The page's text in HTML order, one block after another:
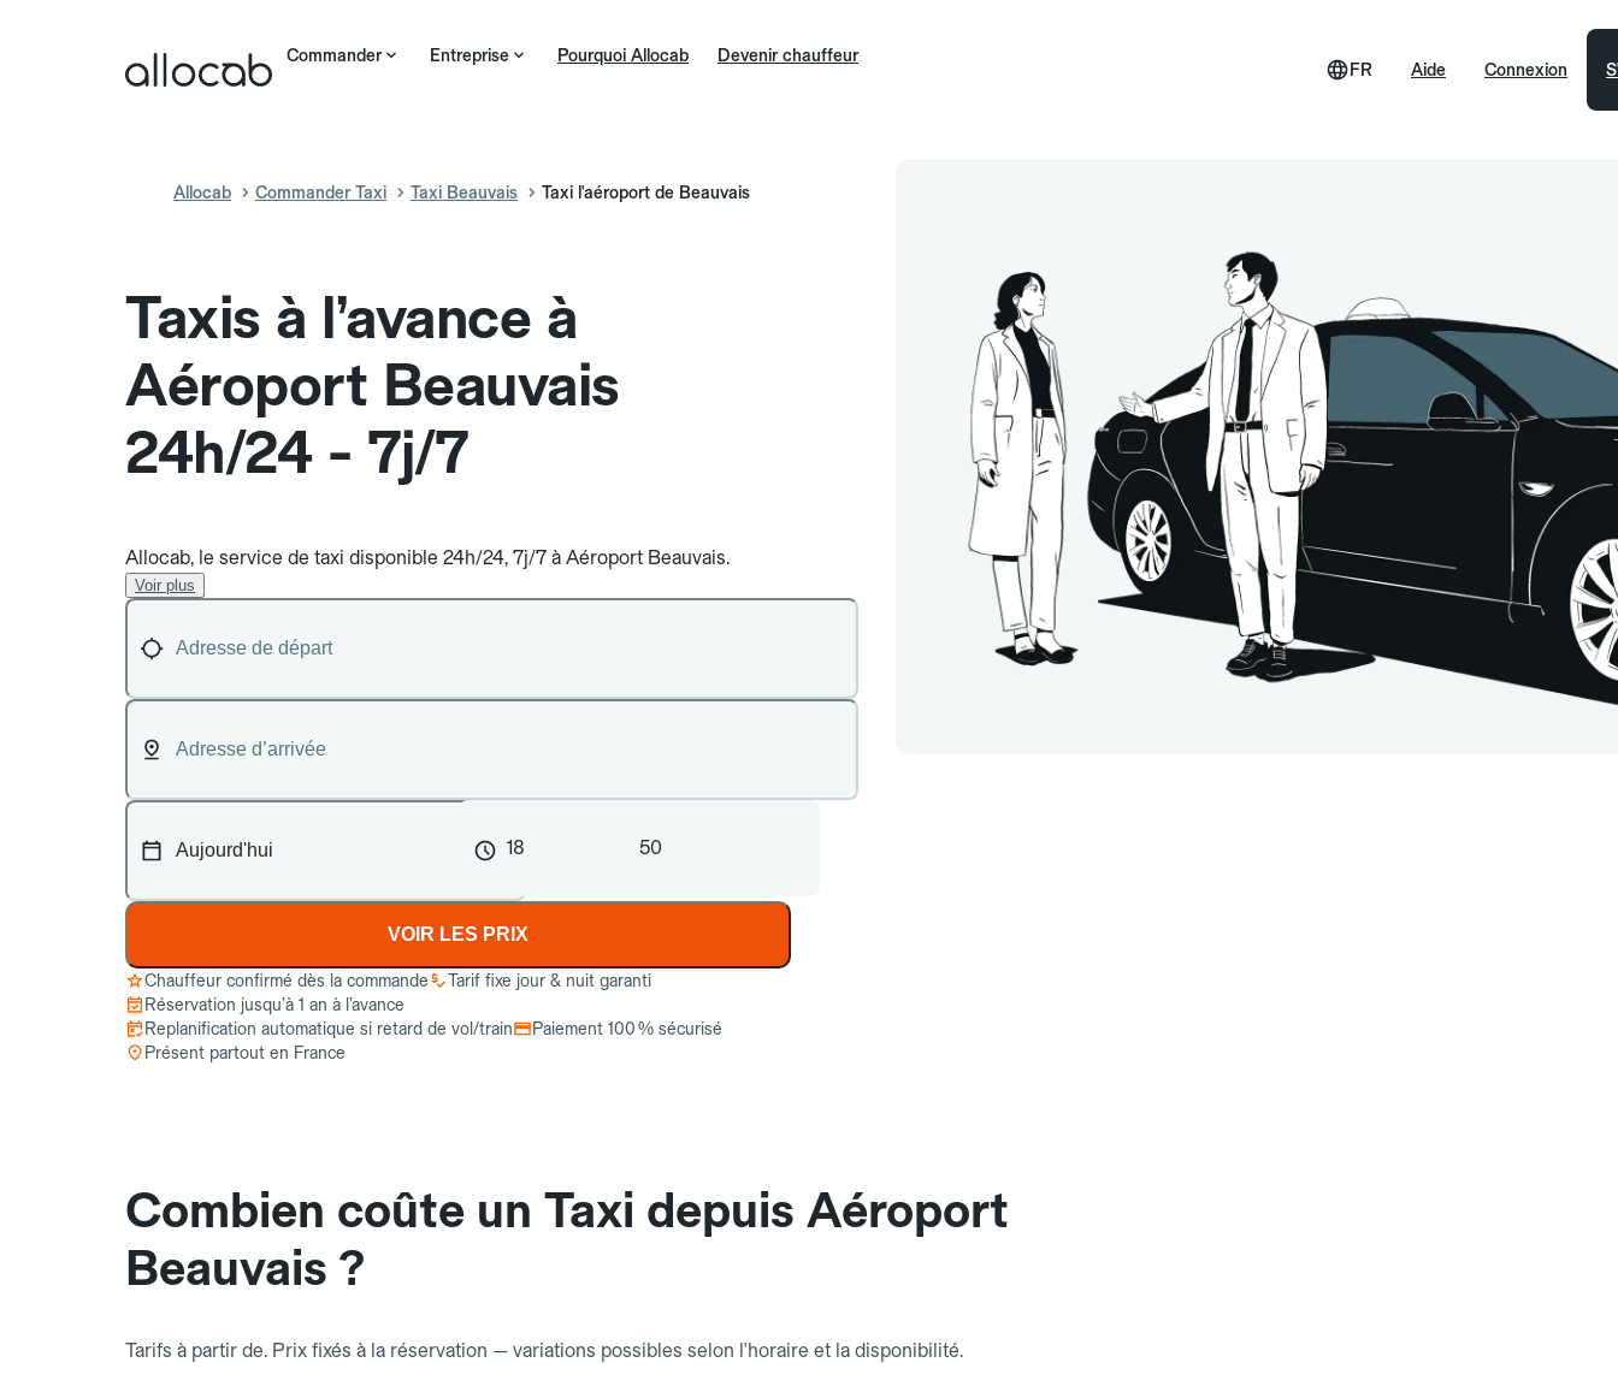
Commander Entreprise Pourquoi Allocab Devenir chauffeur
Aide
FR Connexion
Allocab Commander Taxi Taxi Beauvais Taxi l'aéroport de Beauvais
Taxis à l’avance à
Aéroport Beauvais
24h/24 - 7j/7
Allocab, le service de taxi disponible 24h/24, 7j/7 à Aéroport Beauvais.
Voir plus
18 50
VOIR LES PRIX
Chauffeur confirmé dès la commande
Tarif fixe jour & nuit garanti
Réservation jusqu’à 1 an à l’avance
Replanification automatique si retard de vol/train
Paiement 100 % sécurisé
Présent partout en France
Combien coûte un Taxi depuis Aéroport
Beauvais ?
Tarifs à partir de. Prix fixés à la réservation — variations possibles selon l'horaire et la disponibilité.